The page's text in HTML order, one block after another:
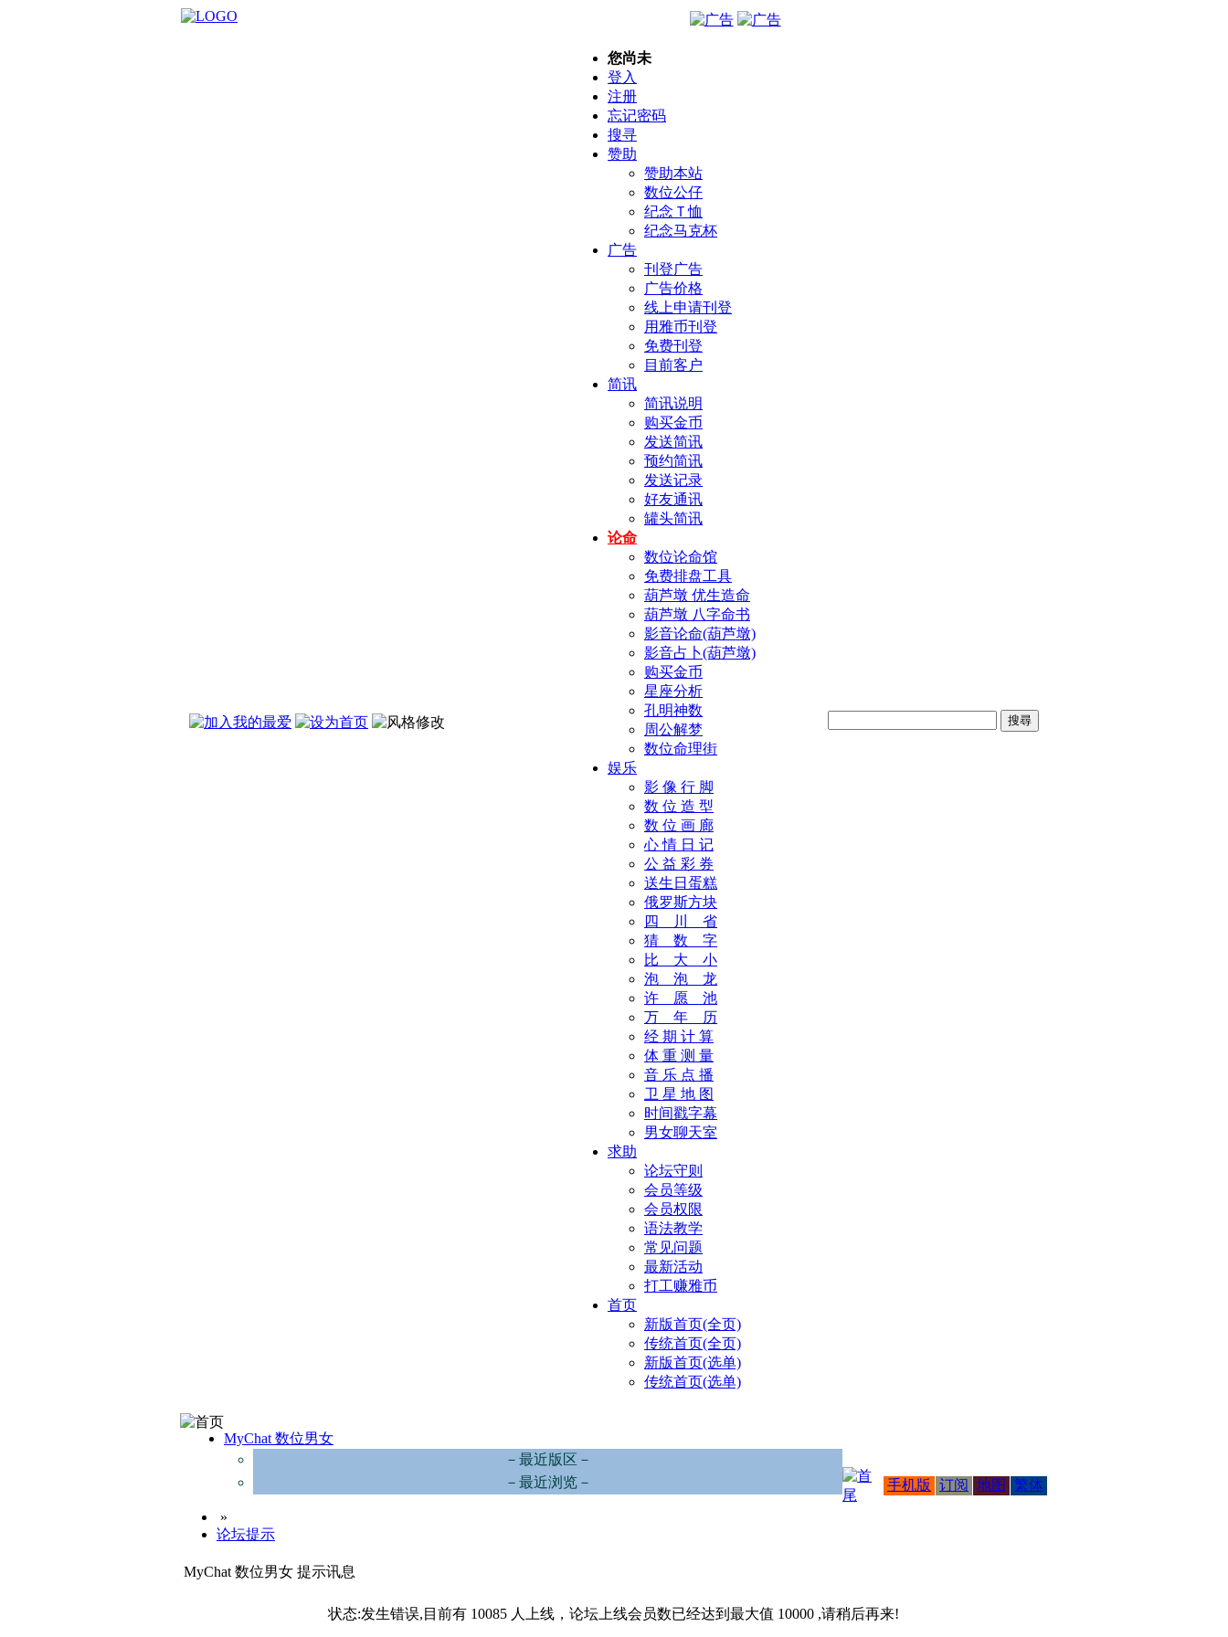
您尚未
登入
注册
忘记密码
搜寻
赞助
赞助本站
数位公仔
纪念Ｔ恤
纪念马克杯
广告
刊登广告
广告价格
线上申请刊登
用雅币刊登
免费刊登
目前客户
简讯
简讯说明
购买金币
发送简讯
预约简讯
发送记录
好友通讯
罐头简讯
论命
数位论命馆
免费排盘工具
葫芦墩 优生造命
葫芦墩 八字命书
影音论命(葫芦墩)
影音占卜(葫芦墩)
购买金币
星座分析
孔明神数
周公解梦
数位命理街
娱乐
影 像 行 脚
数 位 造 型
数 位 画 廊
心 情 日 记
公 益 彩 券
送生日蛋糕
俄罗斯方块
四 川 省
猜 数 字
比 大 小
泡 泡 龙
许 愿 池
万 年 历
经 期 计 算
体 重 测 量
音 乐 点 播
卫 星 地 图
时间戳字幕
男女聊天室
求助
论坛守则
会员等级
会员权限
语法教学
常见问题
最新活动
打工赚雅币
首页
新版首页(全页)
传统首页(全页)
新版首页(选单)
传统首页(选单)
MyChat 数位男女
－最近版区－
－最近浏览－
»
论坛提示
手机版 订阅 地图 繁体
MyChat 数位男女 提示讯息
状态:发生错误,目前有 10085 人上线，论坛上线会员数已经达到最大值 10000 ,请稍后再来!